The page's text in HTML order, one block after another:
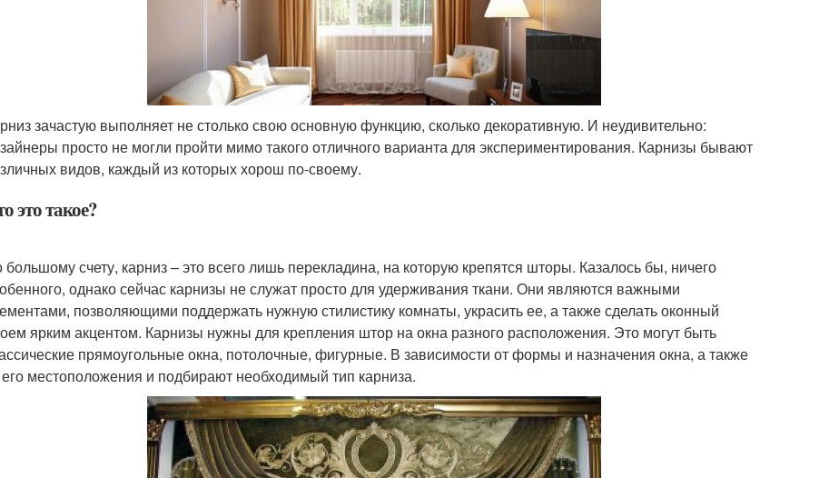
зачастую выполняет не столько свою основную функцию, сколько декоративную. И неудивительно:
просто не могли пройти мимо такого отличного варианта для экспериментирования. Карнизы бывают
видов, каждый из которых хорош по-своему.
это такое?
большому счету, карниз – это всего лишь перекладина, на которую крепятся шторы. Казалось бы, ничего
однако сейчас карнизы не служат просто для удерживания ткани. Они являются важными
позволяющими поддержать нужную стилистику комнаты, украсить ее, а также сделать оконный
ярким акцентом. Карнизы нужны для крепления штор на окна разного расположения. Это могут быть
прямоугольные окна, потолочные, фигурные. В зависимости от формы и назначения окна, а также
местоположения и подбирают необходимый тип карниза.